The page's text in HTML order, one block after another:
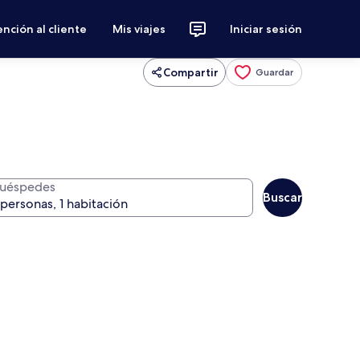
al cliente Mis viajes Iniciar sesión
Compartir Guardar
Buscar